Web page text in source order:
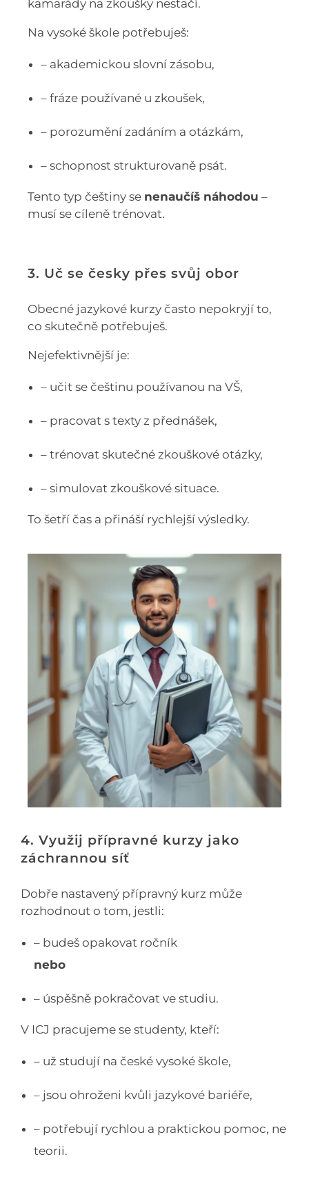
kamarády na zkoušky nestačí.
Na vysoké škole potřebuješ:
– akademickou slovní zásobu,
– fráze používané u zkoušek,
– porozumění zadáním a otázkám,
– schopnost strukturovaně psát.
Tento typ češtiny se nenaučíš náhodou –
musí se cíleně trénovat.
3. Uč se česky přes svůj obor
Obecné jazykové kurzy často nepokryjí to,
co skutečně potřebuješ.
Nejefektivnější je:
– učit se češtinu používanou na VŠ,
– pracovat s texty z přednášek,
– trénovat skutečné zkouškové otázky,
– simulovat zkouškové situace.
To šetří čas a přináší rychlejší výsledky.
4. Využij přípravné kurzy jako
záchrannou síť
Dobře nastavený přípravný kurz může
rozhodnout o tom, jestli:
– budeš opakovat ročník
nebo
– úspěšně pokračovat ve studiu.
V ICJ pracujeme se studenty, kteří:
– už studují na české vysoké škole,
– jsou ohroženi kvůli jazykové bariéře,
– potřebují rychlou a praktickou pomoc, ne
teorii.